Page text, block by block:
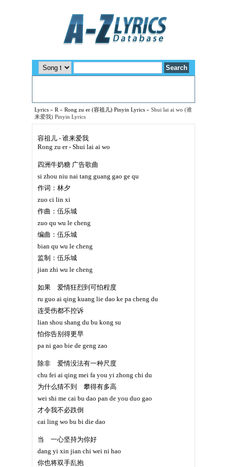
Lyrics » R » Rong zu er (容祖儿) Pinyin Lyrics » Shui lai ai wo (谁
来爱我) Pinyin Lyrics
容祖儿 - 谁来爱我
Rong zu er - Shui lai ai wo
四洲牛奶糖 广告歌曲
si zhou niu nai tang guang gao ge qu
作词：林夕
zuo ci lin xi
作曲：伍乐城
zuo qu wu le cheng
编曲：伍乐城
bian qu wu le cheng
监制：伍乐城
jian zhi wu le cheng
如果 爱情狂烈到可怕程度
ru guo ai qing kuang lie dao ke pa cheng du
连受伤都不控诉
lian shou shang du bu kong su
怕你告别得更早
pa ni gao bie de geng zao
除非 爱情没法有一种尺度
chu fei ai qing mei fa you yi zhong chi du
为什么猜不到 攀得有多高
wei shi me cai bu dao pan de you duo gao
才令我不必跌倒
cai ling wo bu bi die dao
当 一心坚持为你好
dang yi xin jian chi wei ni hao
你也将双手乱抱